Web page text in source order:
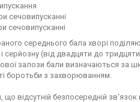
сечовипусканні
сечовипусканні
середнього бала хворі
серйозну (від двадцяти до
залози бали визначаються за
боротьби з захворюванням.
що відсутній безпосередній